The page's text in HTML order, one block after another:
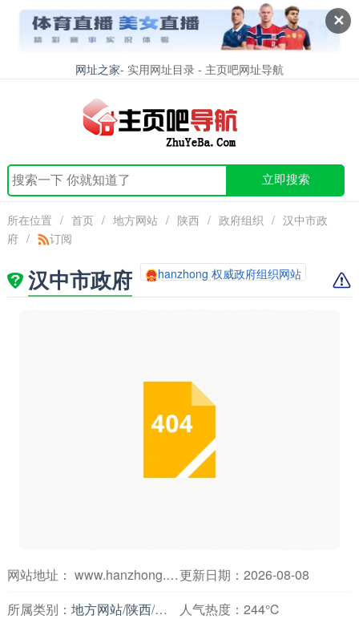
✕
网址之家- 实用网址目录 - 主页吧网址导航
立即搜索
所在位置 / 首页 / 地方网站 / 陕西 / 政府组织 / 汉中市政
府 / 订阅
汉中市政府 hanzhong 权威政府组织网站
网站地址： www.hanzhong.gov.cn更新日期：2026-08-08
所属类别： 地方网站/陕西/政府组织人气热度： 244℃